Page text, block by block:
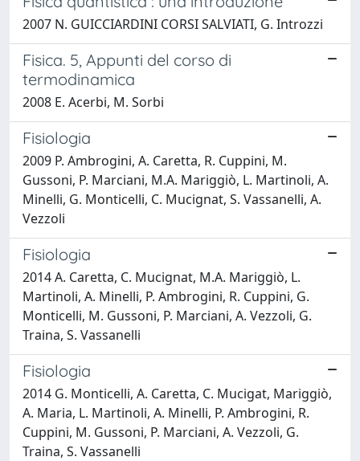
2007 N. GUICCIARDINI CORSI SALVIATI, G. Introzzi
Fisica. 5, Appunti del corso di
termodinamica
2008 E. Acerbi, M. Sorbi
Fisiologia
2009 P. Ambrogini, A. Caretta, R. Cuppini, M.
Gussoni, P. Marciani, M.A. Mariggiò, L. Martinoli, A.
Minelli, G. Monticelli, C. Mucignat, S. Vassanelli, A.
Vezzoli
Fisiologia
2014 A. Caretta, C. Mucignat, M.A. Mariggiò, L.
Martinoli, A. Minelli, P. Ambrogini, R. Cuppini, G.
Monticelli, M. Gussoni, P. Marciani, A. Vezzoli, G.
Traina, S. Vassanelli
Fisiologia
2014 G. Monticelli, A. Caretta, C. Mucigat, Mariggiò,
A. Maria, L. Martinoli, A. Minelli, P. Ambrogini, R.
Cuppini, M. Gussoni, P. Marciani, A. Vezzoli, G.
Traina, S. Vassanelli